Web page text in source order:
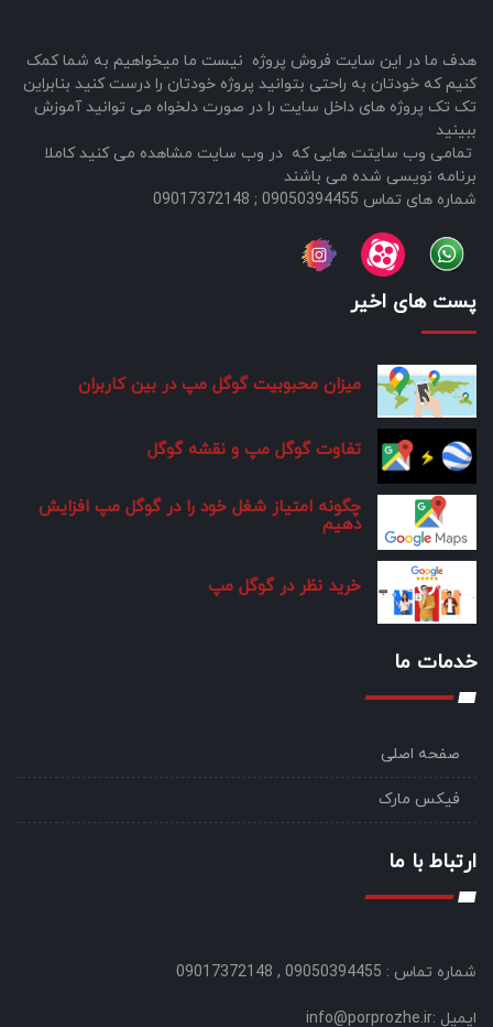
هدف ما در این سایت فروش پروژه نیست ما میخواهیم به شما کمک
کنیم که خودتان به راحتی بتوانید پروژه خودتان را درست کنید بنابراین
تک تک پروژه های داخل سایت را در صورت دلخواه می توانید آموزش
ببینید
تمامی وب سایتت هایی که در وب سایت مشاهده می کنید کاملا
برنامه نویسی شده می باشند
شماره های تماس 09050394455 ; 09017372148
پست های اخیر
میزان محبوبیت گوگل مپ در بین کاربران
تفاوت گوگل مپ و نقشه گوگل
چگونه امتیاز شغل خود را در گوگل مپ افزایش
دهیم
خرید نظر در گوگل مپ
خدمات ما
صفحه اصلی
فیکس مارک
ارتباط با ما
شماره تماس : 09050394455 , 09017372148
ایمیل :info@porprozhe.ir